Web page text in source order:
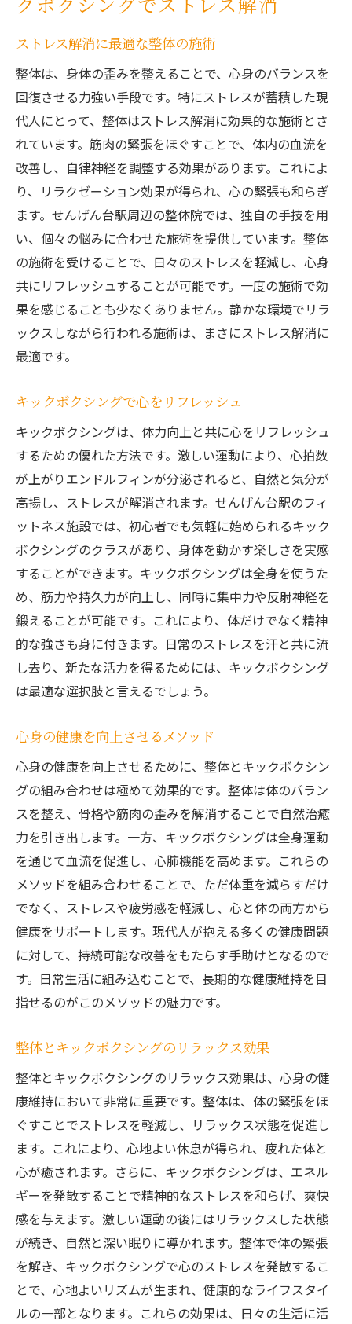
ストレス解消に最適な整体の施術
整体は、身体の歪みを整えることで、心身のバランスを
回復させる力強い手段です。特にストレスが蓄積した現
代人にとって、整体はストレス解消に効果的な施術とさ
れています。筋肉の緊張をほぐすことで、体内の血流を
改善し、自律神経を調整する効果があります。これによ
り、リラクゼーション効果が得られ、心の緊張も和らぎ
ます。せんげん台駅周辺の整体院では、独自の手技を用
い、個々の悩みに合わせた施術を提供しています。整体
の施術を受けることで、日々のストレスを軽減し、心身
共にリフレッシュすることが可能です。一度の施術で効
果を感じることも少なくありません。静かな環境でリラ
ックスしながら行われる施術は、まさにストレス解消に
最適です。
キックボクシングで心をリフレッシュ
キックボクシングは、体力向上と共に心をリフレッシュ
するための優れた方法です。激しい運動により、心拍数
が上がりエンドルフィンが分泌されると、自然と気分が
高揚し、ストレスが解消されます。せんげん台駅のフィ
ットネス施設では、初心者でも気軽に始められるキック
ボクシングのクラスがあり、身体を動かす楽しさを実感
することができます。キックボクシングは全身を使うた
め、筋力や持久力が向上し、同時に集中力や反射神経を
鍛えることが可能です。これにより、体だけでなく精神
的な強さも身に付きます。日常のストレスを汗と共に流
し去り、新たな活力を得るためには、キックボクシング
は最適な選択肢と言えるでしょう。
心身の健康を向上させるメソッド
心身の健康を向上させるために、整体とキックボクシン
グの組み合わせは極めて効果的です。整体は体のバラン
スを整え、骨格や筋肉の歪みを解消することで自然治癒
力を引き出します。一方、キックボクシングは全身運動
を通じて血流を促進し、心肺機能を高めます。これらの
メソッドを組み合わせることで、ただ体重を減らすだけ
でなく、ストレスや疲労感を軽減し、心と体の両方から
健康をサポートします。現代人が抱える多くの健康問題
に対して、持続可能な改善をもたらす手助けとなるので
す。日常生活に組み込むことで、長期的な健康維持を目
指せるのがこのメソッドの魅力です。
整体とキックボクシングのリラックス効果
整体とキックボクシングのリラックス効果は、心身の健
康維持において非常に重要です。整体は、体の緊張をほ
ぐすことでストレスを軽減し、リラックス状態を促進し
ます。これにより、心地よい休息が得られ、疲れた体と
心が癒されます。さらに、キックボクシングは、エネル
ギーを発散することで精神的なストレスを和らげ、爽快
感を与えます。激しい運動の後にはリラックスした状態
が続き、自然と深い眠りに導かれます。整体で体の緊張
を解き、キックボクシングで心のストレスを発散するこ
とで、心地よいリズムが生まれ、健康的なライフスタイ
ルの一部となります。これらの効果は、日々の生活に活